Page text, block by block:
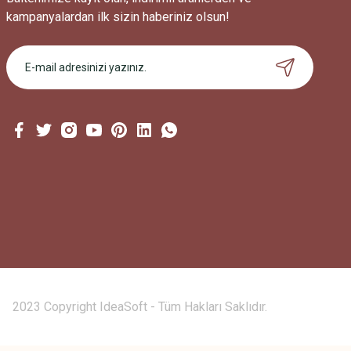
209.477,40 TL
kampanyalardan ilk sizin haberiniz olsun!
2023 Copyright IdeaSoft - Tüm Hakları Saklıdır.